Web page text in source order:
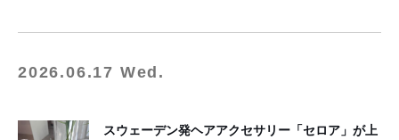
2026.06.17 Wed.
スウェーデン発ヘアアクセサリー「セロア」が上